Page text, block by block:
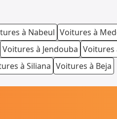
à Nabeul Voitures à
Voitures à Jendouba Voitures
à Siliana Voitures à Beja